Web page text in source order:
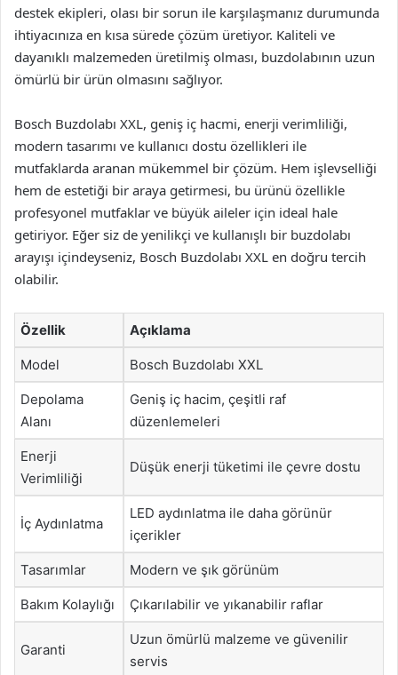
destek ekipleri, olası bir sorun ile karşılaşmanız durumunda
ihtiyacınıza en kısa sürede çözüm üretiyor. Kaliteli ve
dayanıklı malzemeden üretilmiş olması, buzdolabının uzun
ömürlü bir ürün olmasını sağlıyor.
Bosch Buzdolabı XXL, geniş iç hacmi, enerji verimliliği,
modern tasarımı ve kullanıcı dostu özellikleri ile
mutfaklarda aranan mükemmel bir çözüm. Hem işlevselliği
hem de estetiği bir araya getirmesi, bu ürünü özellikle
profesyonel mutfaklar ve büyük aileler için ideal hale
getiriyor. Eğer siz de yenilikçi ve kullanışlı bir buzdolabı
arayışı içindeyseniz, Bosch Buzdolabı XXL en doğru tercih
olabilir.
Özellik Açıklama
Model Bosch Buzdolabı XXL
Depolama
Alanı
Geniş iç hacim, çeşitli raf
düzenlemeleri
Enerji
Verimliliği
Düşük enerji tüketimi ile çevre dostu
İç Aydınlatma
LED aydınlatma ile daha görünür
içerikler
Tasarımlar Modern ve şık görünüm
Bakım Kolaylığı Çıkarılabilir ve yıkanabilir raflar
Garanti
Uzun ömürlü malzeme ve güvenilir
servis